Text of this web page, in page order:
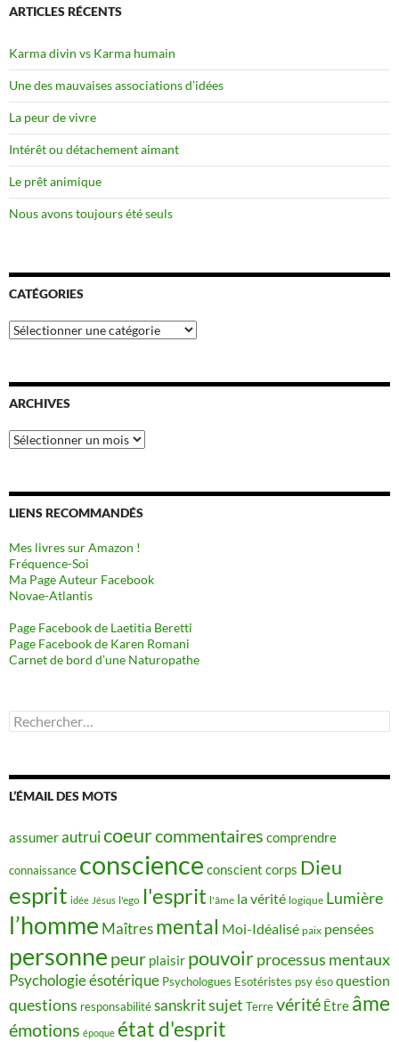
ARTICLES RÉCENTS
Karma divin vs Karma humain
Une des mauvaises associations d’idées
La peur de vivre
Intérêt ou détachement aimant
Le prêt animique
Nous avons toujours été seuls
CATÉGORIES
Catégories
ARCHIVES
Archives
LIENS RECOMMANDÉS
Mes livres sur Amazon !
Fréquence-Soi
Ma Page Auteur Facebook
Novae-Atlantis
Page Facebook de Laetitia Beretti
Page Facebook de Karen Romani
Carnet de bord d’une Naturopathe
Rechercher :
L’ÉMAIL DES MOTS
assumerautruicoeurcommentaires comprendre
connaissance conscience conscient corps Dieu
esprit idée Jésus l'ego l'esprit l'âme la vérité logique Lumière
l’homme Maîtres mental Moi-Idéalisé paix pensées
personne peur plaisir pouvoirprocessus mentaux
Psychologie ésotérique Psychologues Esotéristes psy ésoquestion
questions responsabilitésanskritsujet Terrevérité Être âme
émotions époque état d'esprit